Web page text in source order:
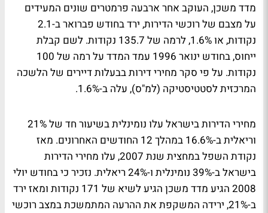
מדד משכן, העוקב אחר ארבעה פרמטרים שונים המעידים
על מצבם של רוכשי הדירות, ירד בחודש פברואר ב-2.1
נקודות, או 1.6%, לרמה של 135.7 נקודות. לשם קבלת
ייחוס, בחודש ינואר 1996 עמד המדד על רמה של 100
נקודות. על פי סקר מחירי דירות בבעלות דיירים של הלשכה
המרכזית לסטטיסטיקה (למ"ס), עלה ב-1.6%.
מחירי הדירות בישראל עלו נומינלית בשיעור חד של 21%
וריאלית ב-16.6% במהלך 12 החודשים האחרונים. מאז
נקודת השפל במחצית שנת 2007, עלו מחירי הדירות
בישראל ב-39% נומינלית ו-24% ריאלית. נזכיר כי בחודש יולי
2008 הגיע מדד משכן הגיע לשיא של 171 נקודות ומאז ירד
ב-21%, ירידה המשקפת את ההרעה המתמשכת במצב רוכשי